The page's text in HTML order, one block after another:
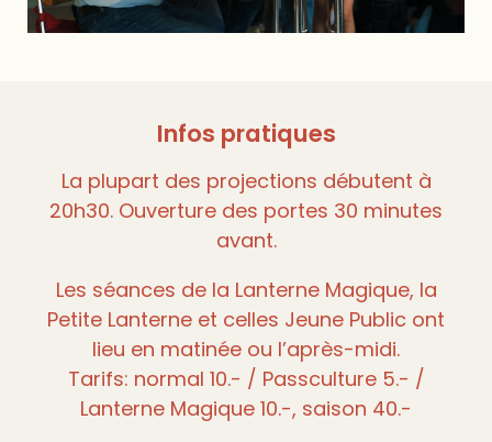
Infos pratiques
La plupart des projections débutent à
20h30. Ouverture des portes 30 minutes
avant.
Les séances de la Lanterne Magique, la
Petite Lanterne et celles Jeune Public ont
lieu en matinée ou l’après-midi.
Tarifs: normal 10.- / Passculture 5.- /
Lanterne Magique 10.-, saison 40.-